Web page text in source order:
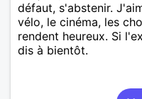
défaut, s'abstenir.
vélo, le cinéma, les
rendent heureux. Si
dis à bientôt.